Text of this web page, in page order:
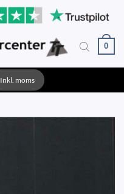
0
Inkl. moms